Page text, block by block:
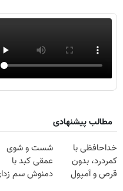
مطالب پیشنهادی
خداحافظی با
کمردرد، بدون
قرص و آمپول
شست و شوی
عمقی کبد با
دمنوش سم